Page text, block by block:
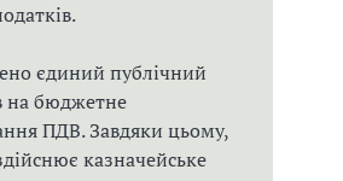
єдиний публічний
на бюджетне
ПДВ. Завдяки цьому,
казначейське